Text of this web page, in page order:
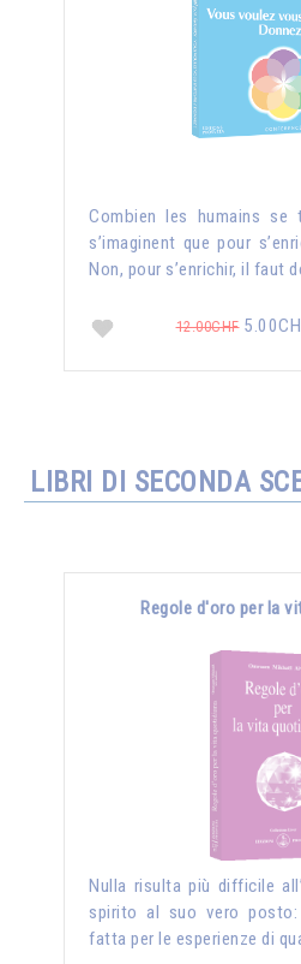
Combien les humains se
s’imaginent que pour
Non, pour s’enrichir, il faut
12.00CHF
LIBRI DI SECONDA
Regole d'oro per la
Nulla risulta più difficile
spirito al suo vero
fatta per le esperienze di